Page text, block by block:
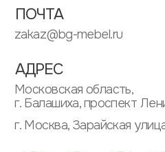
КАТАЛОГ
ИНФОРМАЦИЯ
ИНН: 505304568662
ОГРНИП: 313505304600020
ПОЛИТИКА КОНФИДЕНЦИАЛЬНОСТИ
ПОЛЬЗОВАТЕЛЬСКОЕ СОГЛАШЕНИЕ
ПАРТНЕРАМ